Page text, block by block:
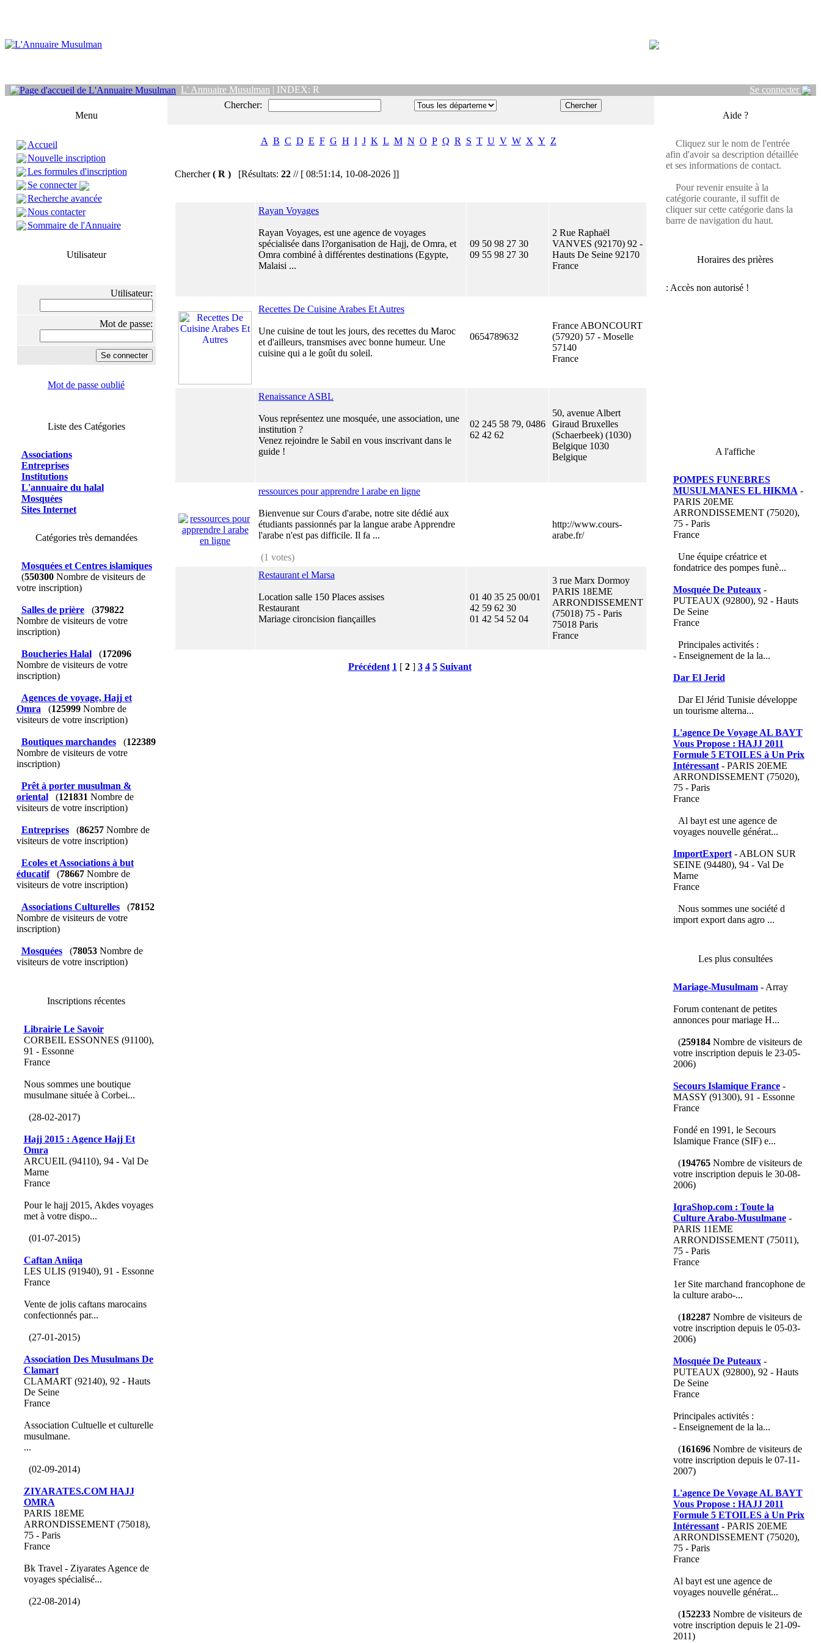
L' Annuaire Musulman | INDEX: R Se connecter
Menu
Accueil
Nouvelle inscription
Les formules d'inscription
Se connecter
Recherche avancée
Nous contacter
Sommaire de l'Annuaire
Utilisateur
Utilisateur:
Mot de passe:
Mot de passe oublié
Liste des Catégories
Associations
Entreprises
Institutions
L'annuaire du halal
Mosquées
Sites Internet
Catégories très demandées
Mosquées et Centres islamiques
(550300Nombre de visiteurs de
votre inscription)
Salles de prière (379822
Nombre de visiteurs de votre
inscription)
Boucheries Halal (172096
Nombre de visiteurs de votre
inscription)
Agences de voyage, Hajj et
Omra
(125999Nombre de
visiteurs de votre inscription)
Boutiques marchandes (122389
Nombre de visiteurs de votre
inscription)
Prêt à porter musulman &
oriental
(121831 Nombre de
visiteurs de votre inscription)
Entreprises (86257Nombre de
visiteurs de votre inscription)
Ecoles et Associations à but
éducatif
(78667Nombre de
visiteurs de votre inscription)
Associations Culturelles (78152
Nombre de visiteurs de votre
inscription)
Mosquées (78053Nombre de
visiteurs de votre inscription)
Inscriptions récentes
Librairie Le Savoir
CORBEIL ESSONNES (91100),
91 - Essonne
France
Nous sommes une boutique
musulmane située à Corbei...
(28-02-2017)
Hajj 2015 : Agence Hajj Et
Omra
ARCUEIL (94110), 94 - Val De
Marne
France
Pour le hajj 2015, Akdes voyages
met à votre dispo...
(01-07-2015)
Caftan Aniiqa
LES ULIS (91940), 91 - Essonne
France
Vente de jolis caftans marocains
confectionnés par...
(27-01-2015)
Association Des Musulmans De
Clamart
CLAMART (92140), 92 - Hauts
De Seine
France
Association Cultuelle et culturelle
musulmane.
...
(02-09-2014)
ZIYARATES.COM HAJJ
OMRA
PARIS 18EME
ARRONDISSEMENT (75018),
75 - Paris
France
Bk Travel - Ziyarates Agence de
voyages spécialisé...
(22-08-2014)
Chercher:
A B C D E F G H I J K L M N O P Q R S T U V W X Y Z
Chercher( R ) [Résultats: 22 // [ 08:51:14, 10-08-2026 ]]
Rayan Voyages
Rayan Voyages, est une agence de voyages
spécialisée dans l?organisation de Hajj, de Omra, et
Omra combiné à différentes destinations (Egypte,
Malaisi ...
09 50 98 27 30
09 55 98 27 30
2 Rue Raphaël
VANVES (92170) 92 -
Hauts De Seine 92170
France
Recettes De Cuisine Arabes Et Autres
Une cuisine de tout les jours, des recettes du Maroc
et d'ailleurs, transmises avec bonne humeur. Une
cuisine qui a le goût du soleil.
0654789632
France ABONCOURT
(57920) 57 - Moselle
57140
France
Renaissance ASBL
Vous représentez une mosquée, une association, une
institution ?
Venez rejoindre le Sabil en vous inscrivant dans le
guide !
02 245 58 79, 0486
62 42 62
50, avenue Albert
Giraud Bruxelles
(Schaerbeek) (1030)
Belgique 1030
Belgique
ressources pour apprendre l arabe en ligne
Bienvenue sur Cours d'arabe, notre site dédié aux
étudiants passionnés par la langue arabe Apprendre
l'arabe n'est pas difficile. Il fa ...
(1 votes)
http://www.cours-
arabe.fr/
Restaurant el Marsa
Location salle 150 Places assises
Restaurant
Mariage cironcision fiançailles
01 40 35 25 00/01
42 59 62 30
01 42 54 52 04
3 rue Marx Dormoy
PARIS 18EME
ARRONDISSEMENT
(75018) 75 - Paris
75018 Paris
France
Précédent 1 [ 2] 3 4 5 Suivant
Aide ?
Cliquez sur le nom de l'entrée
afin d'avoir sa description détaillée
et ses informations de contact.
Pour revenir ensuite à la
catégorie courante, il suffit de
cliquer sur cette catégorie dans la
barre de navigation du haut.
Horaires des prières
A l'affiche
POMPES FUNEBRES
MUSULMANES EL HIKMA -
PARIS 20EME
ARRONDISSEMENT (75020),
75 - Paris
France
Une équipe créatrice et
fondatrice des pompes funè...
Mosquée De Puteaux-
PUTEAUX (92800), 92 - Hauts
De Seine
France
Principales activités :
- Enseignement de la la...
Dar El Jerid
Dar El Jérid Tunisie développe
un tourisme alterna...
L'agence De Voyage AL BAYT
Vous Propose : HAJJ 2011
Formule 5 ETOILES à Un Prix
Intéressant- PARIS 20EME
ARRONDISSEMENT (75020),
75 - Paris
France
Al bayt est une agence de
voyages nouvelle générat...
ImportExport- ABLON SUR
SEINE (94480), 94 - Val De
Marne
France
Nous sommes une société d
import export dans agro ...
Les plus consultées
Mariage-Musulmam- Array
Forum contenant de petites
annonces pour mariage H...
(259184Nombre de visiteurs de
votre inscription depuis le 23-05-
2006)
Secours Islamique France-
MASSY (91300), 91 - Essonne
France
Fondé en 1991, le Secours
Islamique France (SIF) e...
(194765Nombre de visiteurs de
votre inscription depuis le 30-08-
2006)
IqraShop.com : Toute la
Culture Arabo-Musulmane-
PARIS 11EME
ARRONDISSEMENT (75011),
75 - Paris
France
1er Site marchand francophone de
la culture arabo-...
(182287Nombre de visiteurs de
votre inscription depuis le 05-03-
2006)
Mosquée De Puteaux-
PUTEAUX (92800), 92 - Hauts
De Seine
France
Principales activités :
- Enseignement de la la...
(161696Nombre de visiteurs de
votre inscription depuis le 07-11-
2007)
L'agence De Voyage AL BAYT
Vous Propose : HAJJ 2011
Formule 5 ETOILES à Un Prix
Intéressant- PARIS 20EME
ARRONDISSEMENT (75020),
75 - Paris
France
Al bayt est une agence de
voyages nouvelle générat...
(152233Nombre de visiteurs de
votre inscription depuis le 21-09-
2011)